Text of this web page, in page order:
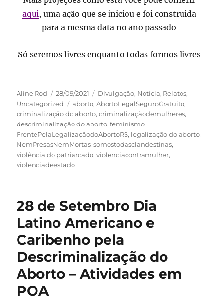
aqui, uma ação que se iniciou e foi construida
para a mesma data no ano passado
Só seremos livres enquanto todas formos livres
Autor
Aline Rod
Publicado
em
28/09/2021 Categorias
Divulgação, Notícia, Relatos,
Uncategorized
Tags
aborto,AbortoLegalSeguroGratuito,
criminalização do aborto,criminalizaçãodemulheres,
descriminalização do aborto,feminismo,
FrentePelaLegalizaçãodoAbortoRS, legalização do aborto,
NemPresasNemMortas,somostodasclandestinas,
violência do patriarcado,violenciacontramulher,
violenciadeestado
28 de Setembro Dia
Latino Americano e
Caribenho pela
Descriminalização do
Aborto – Atividades em
POA